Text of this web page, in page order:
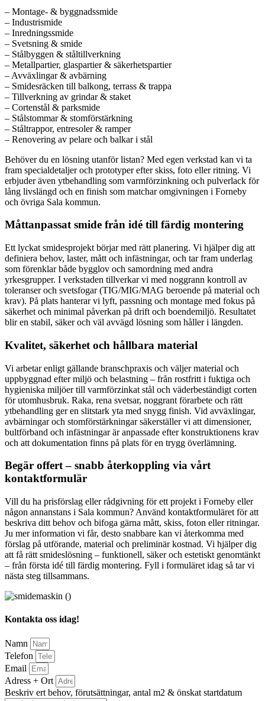
– Montage- & byggnadssmide
– Industrismide
– Inredningssmide
– Svetsning & smide
– Stålbyggen & ståltillverkning
– Metallpartier, glaspartier & säkerhetspartier
– Avväxlingar & avbärning
– Smidesräcken till balkong, terrass & trappa
– Tillverkning av grindar & staket
– Cortenstål & parksmide
– Stålstommar & stomförstärkning
– Ståltrappor, entresoler & ramper
– Renovering av pelare och balkar i stål
Behöver du en lösning utanför listan? Med egen verkstad kan vi ta
fram specialdetaljer och prototyper efter skiss, foto eller ritning. Vi
erbjuder även ytbehandling som varmförzinkning och pulverlack för
lång livslängd och en finish som matchar omgivningen i Forneby
och övriga Sala kommun.
Måttanpassat smide från idé till färdig montering
Ett lyckat smidesprojekt börjar med rätt planering. Vi hjälper dig att
definiera behov, laster, mått och infästningar, och tar fram underlag
som förenklar både bygglov och samordning med andra
yrkesgrupper. I verkstaden tillverkar vi med noggrann kontroll av
toleranser och svetsfogar (TIG/MIG/MAG beroende på material och
krav). På plats hanterar vi lyft, passning och montage med fokus på
säkerhet och minimal påverkan på drift och boendemiljö. Resultatet
blir en stabil, säker och väl avvägd lösning som håller i längden.
Kvalitet, säkerhet och hållbara material
Vi arbetar enligt gällande branschpraxis och väljer material och
uppbyggnad efter miljö och belastning – från rostfritt i fuktiga och
hygieniska miljöer till varmförzinkat stål och väderbeständigt corten
för utomhusbruk. Raka, rena svetsar, noggrant förarbete och rätt
ytbehandling ger en slitstark yta med snygg finish. Vid avväxlingar,
avbärningar och stomförstärkningar säkerställer vi att dimensioner,
bultförband och infästningar är anpassade efter konstruktionens krav
och att dokumentation finns på plats för en trygg överlämning.
Begär offert – snabb återkoppling via vårt
kontaktformulär
Vill du ha prisförslag eller rådgivning för ett projekt i Forneby eller
någon annanstans i Sala kommun? Använd kontaktformuläret för att
beskriva ditt behov och bifoga gärna mått, skiss, foton eller ritningar.
Ju mer information vi får, desto snabbare kan vi återkomma med
förslag på utförande, material och preliminär kostnad. Vi hjälper dig
att få rätt smideslösning – funktionell, säker och estetiskt genomtänkt
– från första idé till färdig montering. Fyll i formuläret idag så tar vi
nästa steg tillsammans.
Kontakta oss idag!
Namn
Telefon
Email
Adress + Ort
Beskriv ert behov, förutsättningar, antal m2 & önskat startdatum